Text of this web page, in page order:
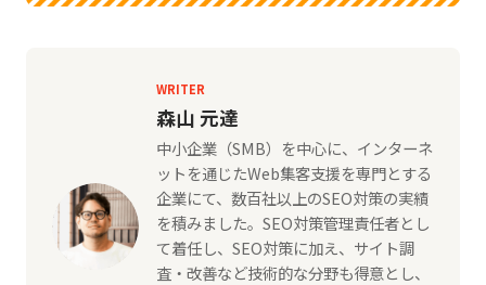
WRITER
森山 元達
中小企業（SMB）を中心に、インターネ
ットを通じたWeb集客支援を専門とする
企業にて、数百社以上のSEO対策の実績
を積みました。SEO対策管理責任者とし
て着任し、SEO対策に加え、サイト調
査・改善など技術的な分野も得意とし、